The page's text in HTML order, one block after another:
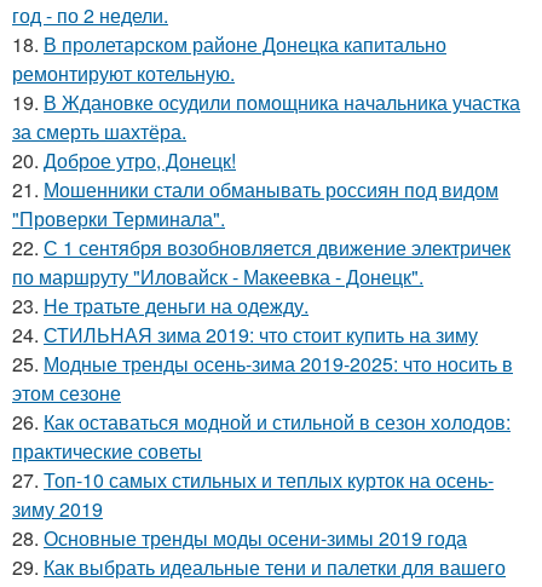
год - по 2 недели.
18. В пролетарском районе Донецка капитально
ремонтируют котельную.
19. В Ждановке осудили помощника начальника участка
за смерть шахтёра.
20. Доброе утро, Донецк!
21. Мошенники стали обманывать россиян под видом
"Проверки Терминала".
22. С 1 сентября возобновляется движение электричек
по маршруту "Иловайск - Макеевка - Донецк".
23. Не тратьте деньги на одежду.
24. СТИЛЬНАЯ зима 2019: что стоит купить на зиму
25. Модные тренды осень-зима 2019-2025: что носить в
этом сезоне
26. Как оставаться модной и стильной в сезон холодов:
практические советы
27. Топ-10 самых стильных и теплых курток на осень-
зиму 2019
28. Основные тренды моды осени-зимы 2019 года
29. Как выбрать идеальные тени и палетки для вашего